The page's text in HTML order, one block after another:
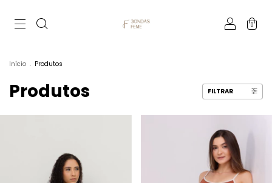
0
Início . Produtos
Produtos FILTRAR